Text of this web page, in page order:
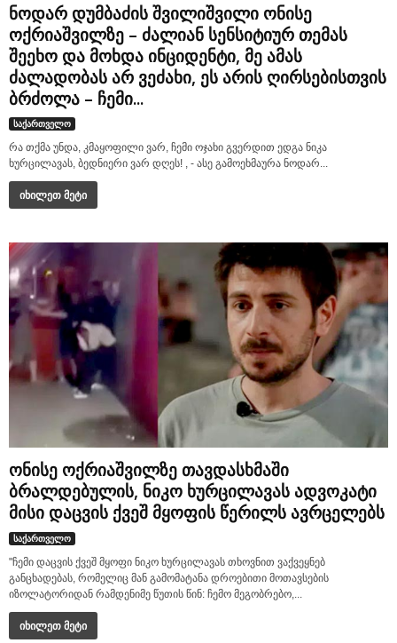
ნოდარ დუმბაძის შვილიშვილი ონისე
ოქრიაშვილზე – ძალიან სენსიტიურ თემას
შეეხო და მოხდა ინციდენტი, მე ამას
ძალადობას არ ვეძახი, ეს არის ღირსებისთვის
ბრძოლა – ჩემი...
საქართველო
რა თქმა უნდა, კმაყოფილი ვარ, ჩემი ოჯახი გვერდით ედგა ნიკა
ხურცილავას, ბედნიერი ვარ დღეს! , - ასე გამოეხმაურა ნოდარ...
იხილეთ მეტი
ონისე ოქრიაშვილზე თავდასხმაში
ბრალდებულის, ნიკო ხურცილავას ადვოკატი
მისი დაცვის ქვეშ მყოფის წერილს ავრცელებს
საქართველო
"ჩემი დაცვის ქვეშ მყოფი ნიკო ხურცილავას თხოვნით ვაქვეყნებ
განცხადებას, რომელიც მან გამომატანა დროებითი მოთავსების
იზოლატორიდან რამდენიმე წუთის წინ: ჩემო მეგობრებო,...
იხილეთ მეტი